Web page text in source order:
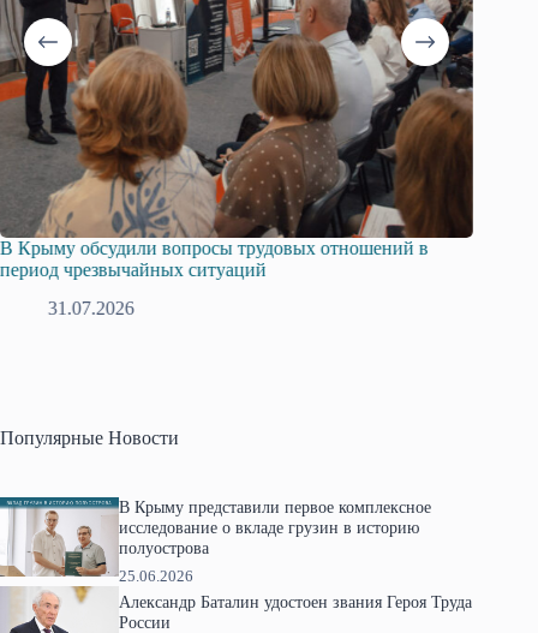
В Крыму обсудили вопросы трудовых отношений в
период чрезвычайных ситуаций
31.07.2026
Популярные Новости
В Крыму представили первое комплексное
исследование о вкладе грузин в историю
полуострова
25.06.2026
Александр Баталин удостоен звания Героя Труда
России